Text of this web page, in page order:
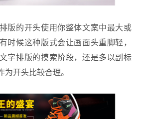
版的开头使用你整体文案中最大或
时候这种版式会让画面头重脚轻，
字排版的摸索阶段，还是多以副标
开头比较合理。